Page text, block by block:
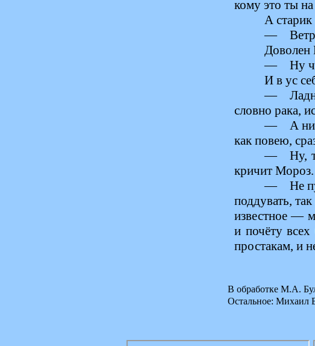
кому это ты
А старик
—
Доволен
— Ну
И в ус
— Ладно
словно рака,
— А
как повею,
— Ну,
кричит Мороз.
— Не
поддувать,
известное —
и почёту
простакам, и
В обработке М.А.
Остальное: Михаил